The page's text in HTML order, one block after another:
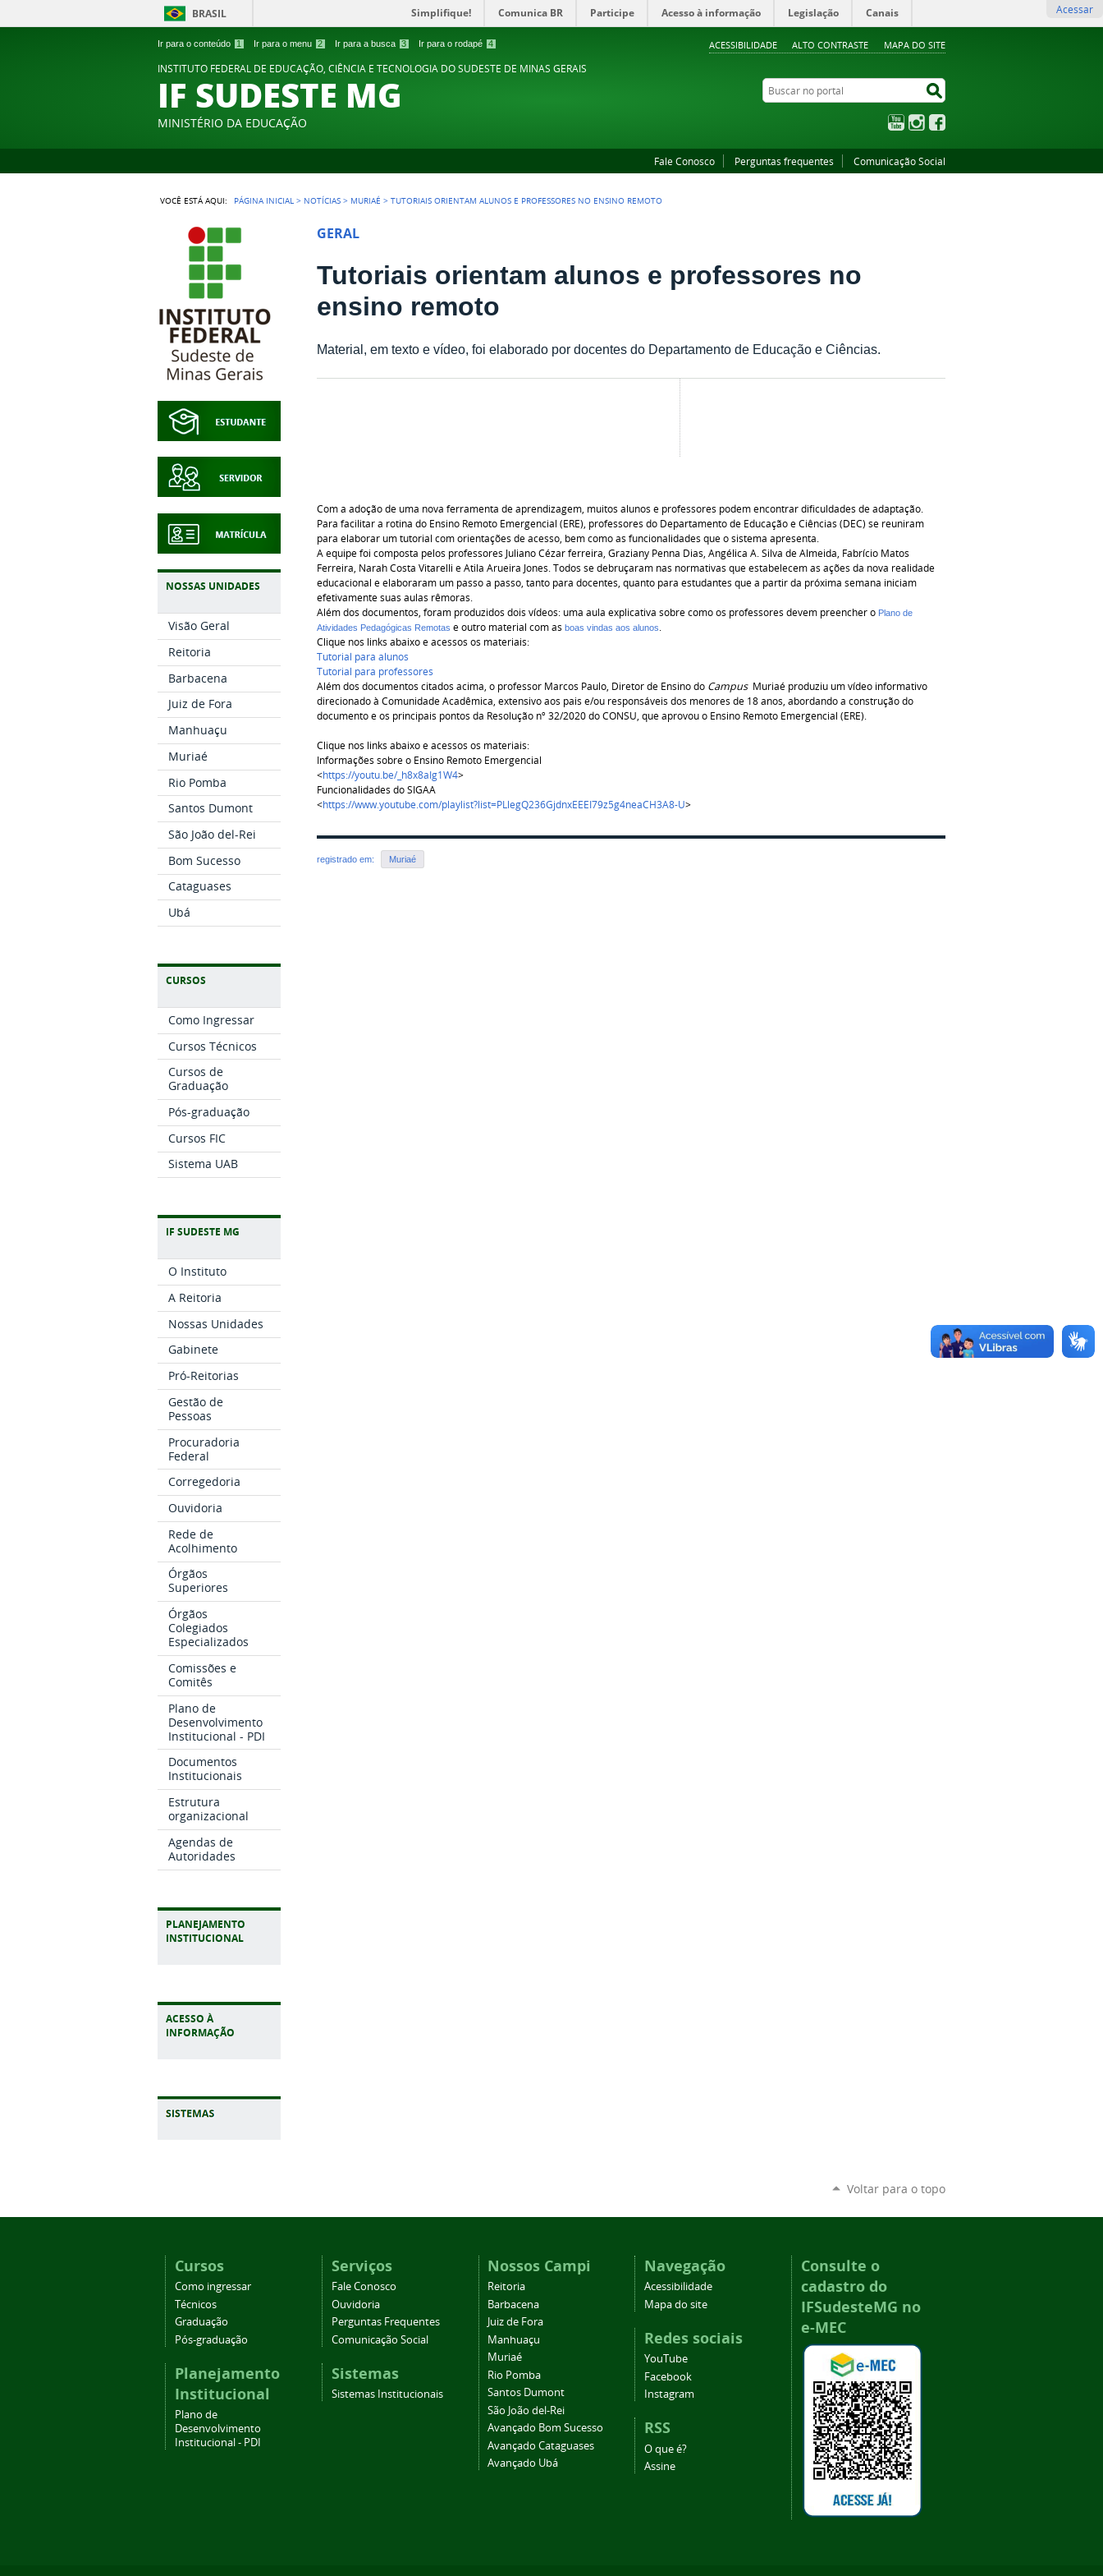
Ir para o conteúdo 1 Ir para o menu 2 Ir para a busca 3 Ir para o rodapé 4 ACESSIBILIDADE ALTO CONTRASTE MAPA DO SITE
BRASIL Simplifique! Comunica BR Participe Acesso à informação Legislação Canais Acessar
INSTITUTO FEDERAL DE EDUCAÇÃO, CIÊNCIA E TECNOLOGIA DO SUDESTE DE MINAS GERAIS
IF SUDESTE MG
MINISTÉRIO DA EDUCAÇÃO
Buscar no portal
YouTubeInstagram
Fale Conosco Perguntas frequentes Comunicação Social
VOCÊ ESTÁ AQUI: PÁGINA INICIAL > NOTÍCIAS > MURIAÉ >TUTORIAIS ORIENTAM ALUNOS E PROFESSORES NO ENSINO REMOTO
NOSSAS UNIDADES
Visão Geral
Reitoria
Barbacena
Juiz de Fora
Manhuaçu
Muriaé
Rio Pomba
Santos Dumont
São João del-Rei
Bom Sucesso
Cataguases
Ubá
CURSOS
Como Ingressar
Cursos Técnicos
Cursos de
Graduação
Pós-graduação
Cursos FIC
Sistema UAB
IF SUDESTE MG
O Instituto
A Reitoria
Nossas Unidades
Gabinete
Pró-Reitorias
Gestão de
Pessoas
Procuradoria
Federal
Corregedoria
Ouvidoria
Rede de
Acolhimento
Órgãos
Superiores
Órgãos
Colegiados
Especializados
Comissões e
Comitês
Plano de
Desenvolvimento
Institucional - PDI
Documentos
Institucionais
Estrutura
organizacional
Agendas de
Autoridades
PLANEJAMENTO
INSTITUCIONAL
ACESSO À
INFORMAÇÃO
GERAL
Tutoriais orientam alunos e professores no
ensino remoto
Material, em texto e vídeo, foi elaborado por docentes do Departamento de Educação e Ciências.
Com a adoção de uma nova ferramenta de aprendizagem, muitos alunos e professores podem encontrar dificuldades de adaptação.
Para facilitar a rotina do Ensino Remoto Emergencial (ERE), professores do Departamento de Educação e Ciências (DEC) se reuniram
para elaborar um tutorial com orientações de acesso, bem como as funcionalidades que o sistema apresenta.
A equipe foi composta pelos professores Juliano Cézar ferreira, Graziany Penna Dias, Angélica A. Silva de Almeida, Fabrício Matos
Ferreira, Narah Costa Vitarelli e Atila Arueira Jones. Todos se debruçaram nas normativas que estabelecem as ações da nova realidade
educacional e elaboraram um passo a passo, tanto para docentes, quanto para estudantes que a partir da próxima semana iniciam
efetivamente suas aulas rêmoras.
Além dos documentos, foram produzidos dois vídeos: uma aula explicativa sobre como os professores devem preencher o Plano de
Atividades Pedagógicas Remotas e outro material com asboas vindas aos alunos.
Clique nos links abaixo e acessos os materiais:
Tutorial para alunos
Tutorial para professores
Além dos documentos citados acima, o professor Marcos Paulo, Diretor de Ensino do Campus Muriaé produziu um vídeo informativo
direcionado à Comunidade Acadêmica, extensivo aos pais e/ou responsáveis dos menores de 18 anos, abordando a construção do
documento e os principais pontos da Resolução nº 32/2020 do CONSU, que aprovou o Ensino Remoto Emergencial (ERE).
Clique nos links abaixo e acessos os materiais:
Informações sobre o Ensino Remoto Emergencial
<https://youtu.be/_h8x8aIg1W4>
Funcionalidades do SIGAA
<https://www.youtube.com/playlist?list=PLlegQ236GjdnxEEEI79z5g4neaCH3A8-U>
registrado em: Muriaé
Voltar para o topo
Cursos
Como ingressar
Técnicos
Graduação
Pós-graduação
Planejamento
Institucional
Plano de
Desenvolvimento
Institucional - PDI
Serviços
Fale Conosco
Ouvidoria
Perguntas Frequentes
Comunicação Social
Sistemas
Sistemas Institucionais
Nossos Campi
Reitoria
Barbacena
Juiz de Fora
Manhuaçu
Muriaé
Rio Pomba
Santos Dumont
São João del-Rei
Avançado Bom Sucesso
Avançado Cataguases
Avançado Ubá
Navegação
Acessibilidade
Mapa do site
Redes sociais
YouTube
Facebook
Instagram
RSS
O que é?
Assine
Consulte o
cadastro do
IFSudesteMG no
e-MEC